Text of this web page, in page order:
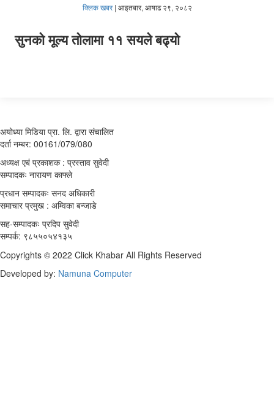
क्लिक खबर| आइतबार, आषाढ २९, २०८२
सुनको मूल्य तोलामा ११ सयले बढ्यो
अयोध्या मिडिया प्रा. लि. द्वारा संचालित
दर्ता नम्बर: 00161/079/080
अध्यक्ष एबं प्रकाशक : प्रस्ताव सुवेदी
सम्पादकः नारायण काफ्ले
प्रधान सम्पादकः सनद अधिकारी
समाचार प्रमुख : अम्विका बन्जाडे
सह-सम्पादकः प्रदिप सुवेदी
सम्पर्क: ९८५५०५४१३५
Copyrights © 2022 Click Khabar All Rights Reserved
Developed by: Namuna Computer